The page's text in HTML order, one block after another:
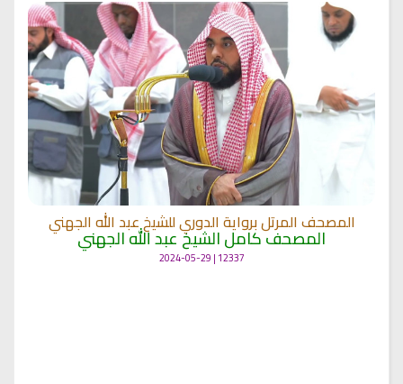
المصحف المرتل برواية الدوري للشيخ عبد الله الجهني
المصحف كامل الشيخ عبد الله الجهني
12337 | 2024-05-29